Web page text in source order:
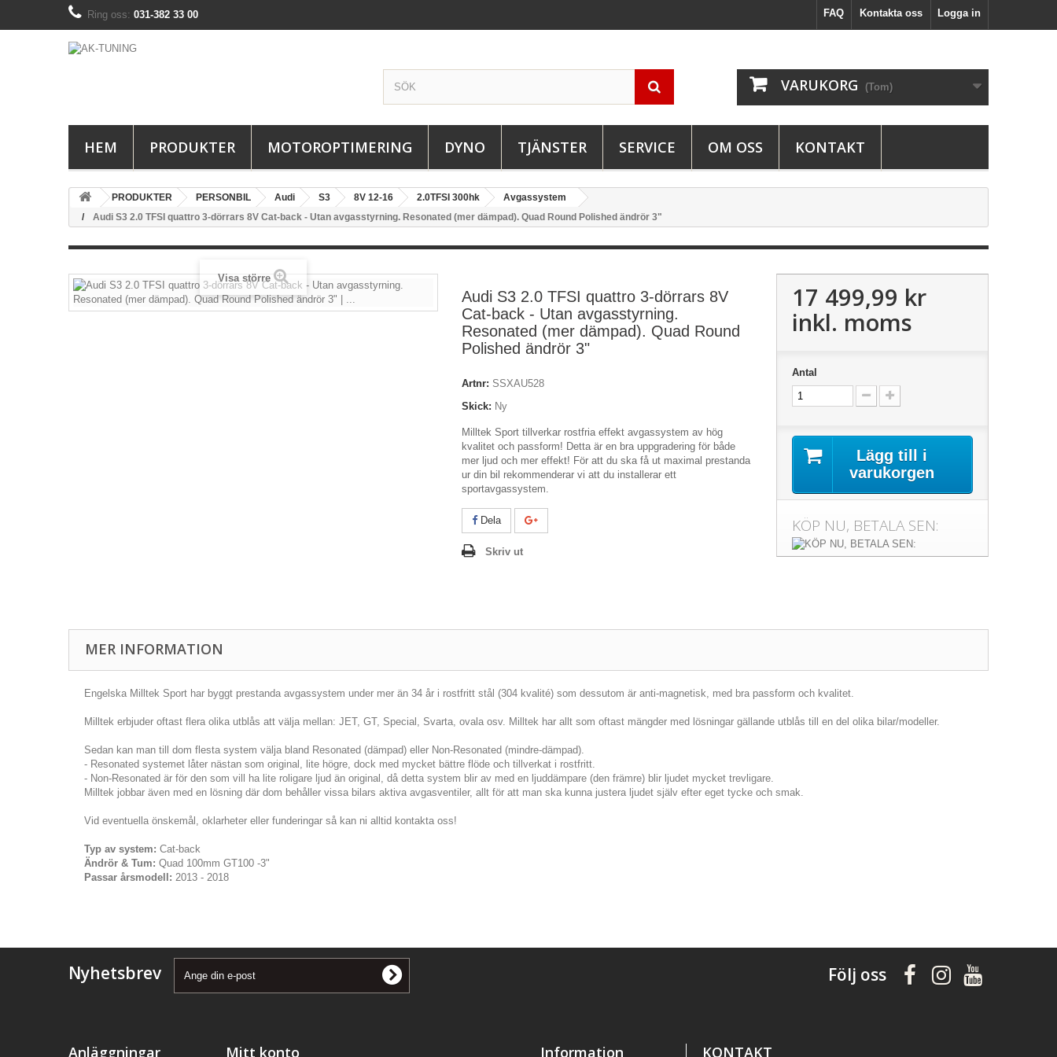
Logga in
Kontakta oss
FAQ
Ring oss: 031-382 33 00
VARUKORG (Tom)
HEM PRODUKTER MOTOROPTIMERING DYNO TJÄNSTER SERVICE OM OSS KONTAKT
PRODUKTER PERSONBIL Audi S3 8V 12-16 2.0TFSI 300hk
Avgassystem
Audi S3 2.0 TFSI quattro 3-dörrars 8V Cat-back - Utan avgasstyrning. Resonated (mer dämpad). Quad Round Polished ändrör 3"
Visa större
Audi S3 2.0 TFSI quattro 3-dörrars 8V
Cat-back - Utan avgasstyrning.
Resonated (mer dämpad). Quad Round
Polished ändrör 3"
Artnr: SSXAU528
Skick: Ny
Milltek Sport tillverkar rostfria effekt avgassystem av hög
kvalitet och passform! Detta är en bra uppgradering för både
mer ljud och mer effekt! För att du ska få ut maximal prestanda
ur din bil rekommenderar vi att du installerar ett
sportavgassystem.
Dela
Skriv ut
17 499,99 kr
inkl. moms
Antal
Lägg till i
varukorgen
KÖP NU, BETALA SEN:
MER INFORMATION
Engelska Milltek Sport har byggt prestanda avgassystem under mer än 34 år i rostfritt stål (304 kvalité) som dessutom är anti-magnetisk, med bra passform och kvalitet.
Milltek erbjuder oftast flera olika utblås att välja mellan: JET, GT, Special, Svarta, ovala osv. Milltek har allt som oftast mängder med lösningar gällande utblås till en del olika bilar/modeller.
Sedan kan man till dom flesta system välja bland Resonated (dämpad) eller Non-Resonated (mindre-dämpad).
- Resonated systemet låter nästan som original, lite högre, dock med mycket bättre flöde och tillverkat i rostfritt.
- Non-Resonated är för den som vill ha lite roligare ljud än original, då detta system blir av med en ljuddämpare (den främre) blir ljudet mycket trevligare.
Milltek jobbar även med en lösning där dom behåller vissa bilars aktiva avgasventiler, allt för att man ska kunna justera ljudet själv efter eget tycke och smak.
Vid eventuella önskemål, oklarheter eller funderingar så kan ni alltid kontakta oss!
Typ av system: Cat-back
Ändrör & Tum: Quad 100mm GT100 -3"
Passar årsmodell: 2013 - 2018
Nyhetsbrev Följ oss
Anläggningar Mitt konto Information KONTAKT